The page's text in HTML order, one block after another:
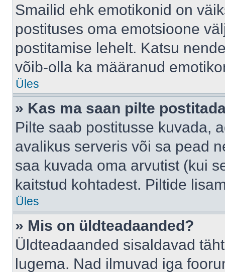
Smailid ehk emotikonid on
postituses oma emotsioone
postitamise lehelt. Katsu
võib-olla ka määranud
Üles
» Kas ma saan pilte
Pilte saab postitusse kuvada,
avalikus serveris või sa pead
saa kuvada oma arvutist (kui
kaitstud kohtadest. Piltide
Üles
» Mis on üldteadaanded?
Üldteadaanded sisaldavad
lugema. Nad ilmuvad iga